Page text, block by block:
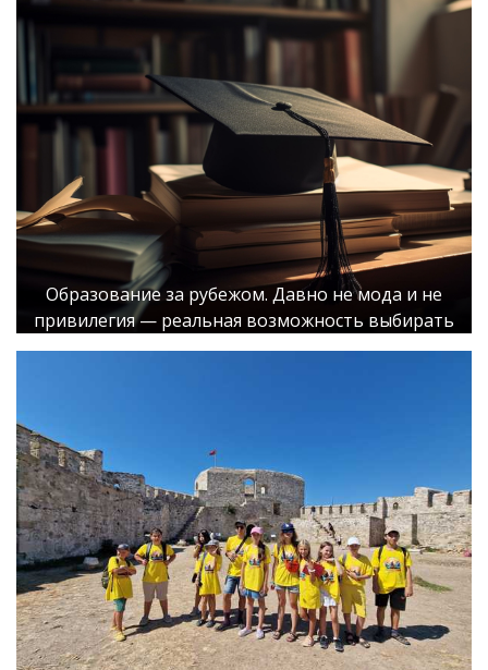
Образование за рубежом. Давно не мода и не
привилегия — реальная возможность выбирать